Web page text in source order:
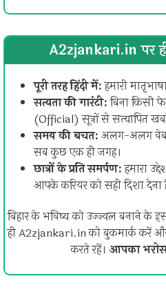
A2zjankari.in पर
पूरी तरह हिंदी में:हमारी
सत्यता की गारंटी:बिना किसी
(Official) सूत्रों से सत्यापित
समय की बचत: अलग-अलग
सब कुछ एक ही जगह।
छात्रों के प्रति समर्पण:हमारा
आपके करियर को सही दिशा देना
बिहार के भविष्य को उज्ज्वल बनाने के
ही A2zjankari.in को बुकमार्क करें
करते रहें। आपका